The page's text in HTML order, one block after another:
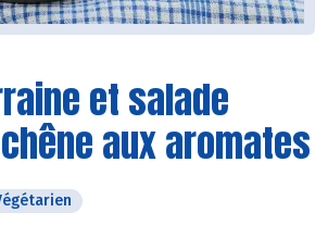
et salade
aux aromates